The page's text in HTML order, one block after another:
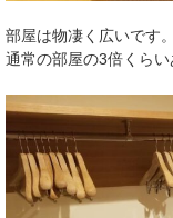
部屋は物凄く広いです。
通常の部屋の3倍くらい